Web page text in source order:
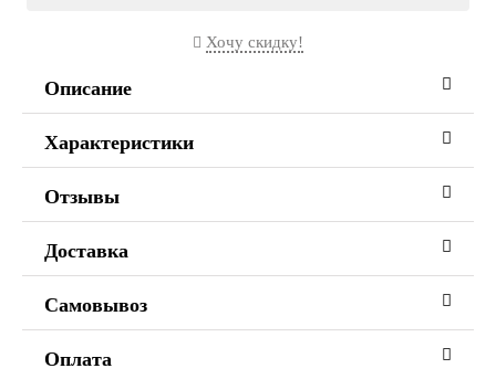
Хочу скидку!
Описание
Характеристики
Отзывы
Доставка
Самовывоз
Оплата